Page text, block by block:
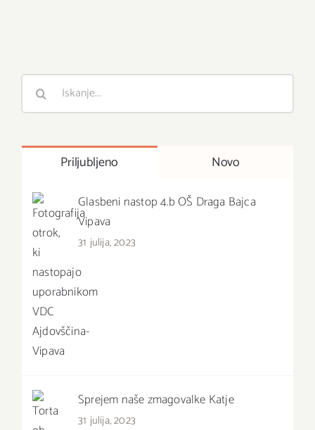
Priljubljeno Novo
Glasbeni nastop 4.b OŠ Draga Bajca
Vipava
31 julija, 2023
Sprejem naše zmagovalke Katje
31 julija, 2023